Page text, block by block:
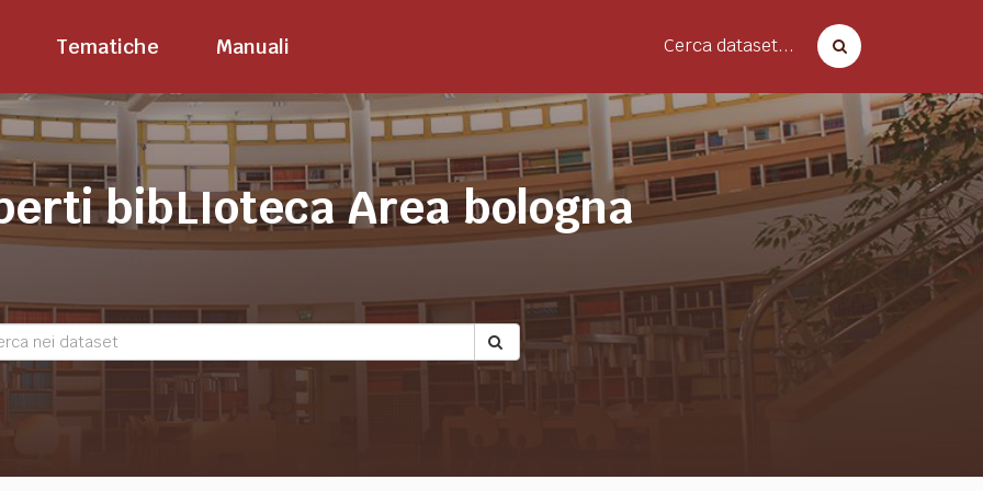
Tematiche Manuali Cerca dataset...
bibLIoteca Area bologna